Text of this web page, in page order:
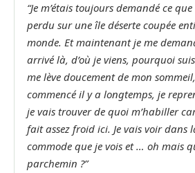
“Je m’étais toujours demandé ce
perdu sur une île déserte coupée
monde. Et maintenant je me
arrivé là, d’où je viens, pourquoi
me lève doucement de mon
commencé il y a longtemps, je
je vais trouver de quoi m’habiller
fait assez froid ici. Je vais voir dans
commode que je vois et … oh mais
parchemin ?”